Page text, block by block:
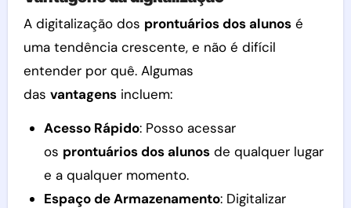
A digitalização dos prontuários dos alunosé
uma tendência crescente, e não é difícil
entender por quê. Algumas
das vantagensincluem:
Acesso Rápido: Posso acessar
os prontuários dos alunosde qualquer lugar
e a qualquer momento.
Espaço de Armazenamento: Digitalizar